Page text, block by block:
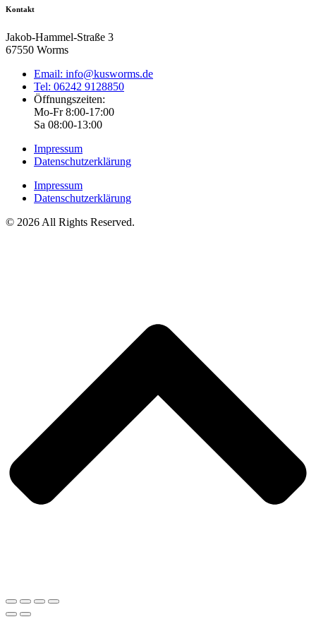
Kontakt
Jakob-Hammel-Straße 3
67550 Worms
Email: info@kusworms.de
Tel: 06242 9128850
Öffnungszeiten:
Mo-Fr 8:00-17:00
Sa 08:00-13:00
Impressum
Datenschutzerklärung
Impressum
Datenschutzerklärung
© 2026 All Rights Reserved.